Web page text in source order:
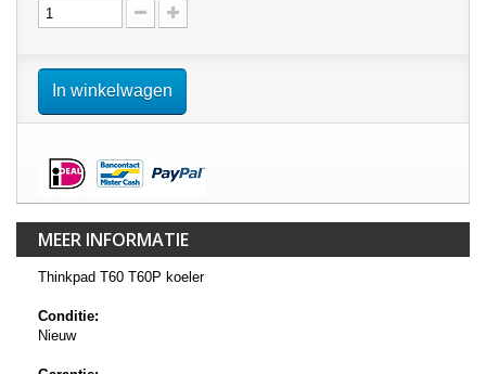
In winkelwagen
MEER INFORMATIE
Thinkpad T60 T60P koeler
Conditie:
Nieuw